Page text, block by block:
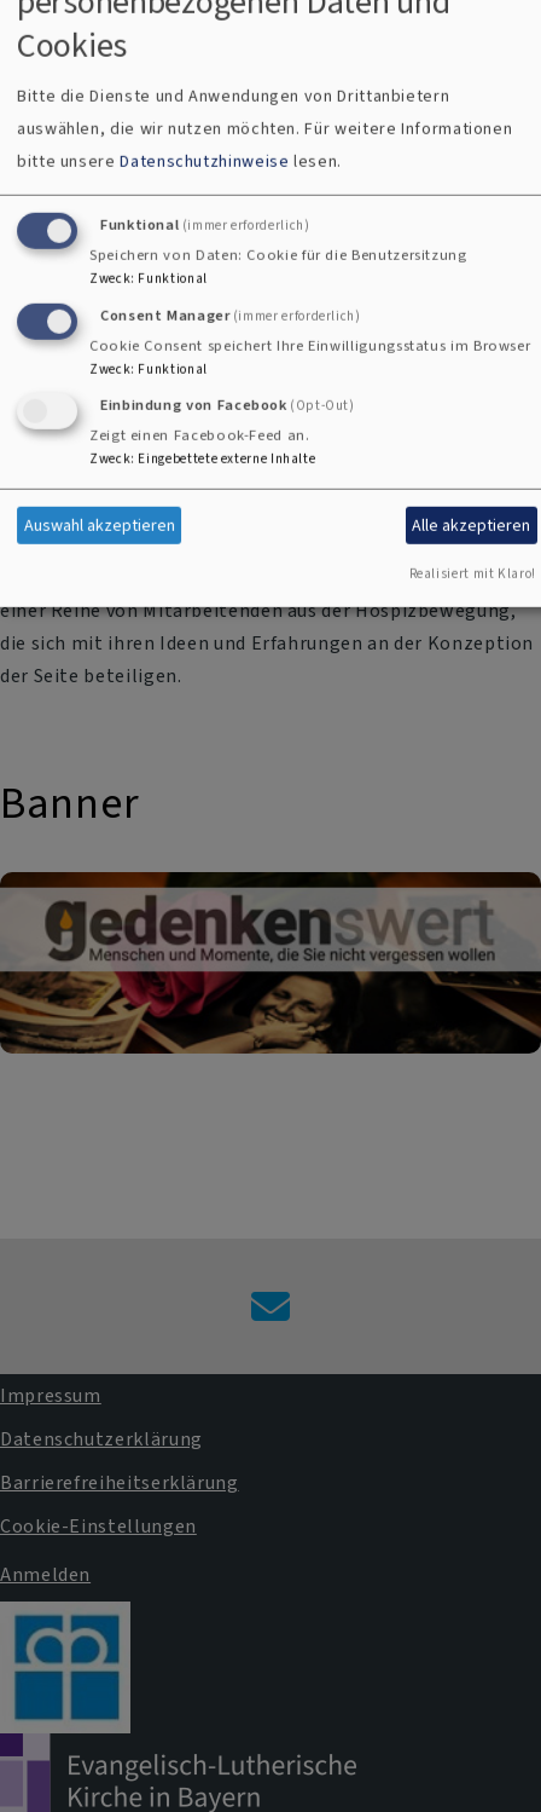
Gedenkenswert: Trauer im digitalen Raum
Das PortalGedenkenswertlädt dazu ein, Erinnerungen an
Verstorbene teilen, virtuelle Kerzen für sie anzünden und
sich mit anderen darüber austauschen, was Ihnen in der
Unsere Community ist inzwischen auf fast 3000 registrierte
Userinnen und User gewachsen. An vielen Tagen besuchen
uns über 200 Menschen.
Kirchliche Einrichtungen, Gemeinden und Hospizvereine
sind herzlich eingeladen, mitGedenkenswert
Sie können dort zum Beispiel eigene Erinnerungsseiten
Wir freuen uns über mehr als 100 Kooperationspartner
überwiegend aus dem kirchlichen Raum und danken auch
einer Reihe von Mitarbeitenden aus der Hospizbewegung,
die sich mit ihren Ideen und Erfahrungen an der Konzeption
der Seite beteiligen.
Banner
Kontaktformular
Fußbereichsmenü
Impressum
Datenschutzerklärung
Barrierefreiheitserklärung
Cookie-Einstellungen
Benutzermenü
Anmelden
Cookies
Bitte die Dienste und Anwendungen von Drittanbietern
auswählen, die wir nutzen möchten.Für weitere Informationen
bitte unsereDatenschutzhinweise lesen.
Funktional (immer erforderlich)
Speichern von Daten: Cookie für die Benutzersitzung
Zweck: Funktional
Consent Manager (immer erforderlich)
Cookie Consent speichert Ihre Einwilligungsstatus im Browser
Zweck: Funktional
Einbindung von Facebook (Opt-Out)
Zeigt einen Facebook-Feed an.
Zweck: Eingebettete externe Inhalte
Auswahl akzeptieren Alle akzeptieren
Realisiert mit Klaro!